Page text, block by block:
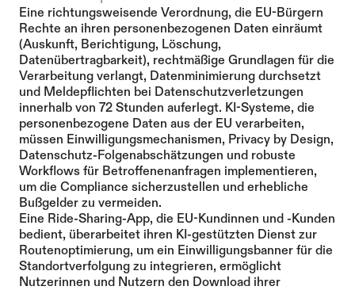
Eine richtungsweisende Verordnung, die EU-Bürgern
Rechte an ihren personenbezogenen Daten einräumt
(Auskunft, Berichtigung, Löschung,
Datenübertragbarkeit), rechtmäßige Grundlagen für die
Verarbeitung verlangt, Datenminimierung durchsetzt
und Meldepflichten bei Datenschutzverletzungen
innerhalb von 72 Stunden auferlegt. KI-Systeme, die
personenbezogene Daten aus der EU verarbeiten,
müssen Einwilligungsmechanismen, Privacy by Design,
Datenschutz-Folgenabschätzungen und robuste
Workflows für Betroffenenanfragen implementieren,
um die Compliance sicherzustellen und erhebliche
Bußgelder zu vermeiden.
Eine Ride-Sharing-App, die EU-Kundinnen und -Kunden
bedient, überarbeitet ihren KI-gestützten Dienst zur
Routenoptimierung, um ein Einwilligungsbanner für die
Standortverfolgung zu integrieren, ermöglicht
Nutzerinnen und Nutzern den Download ihrer